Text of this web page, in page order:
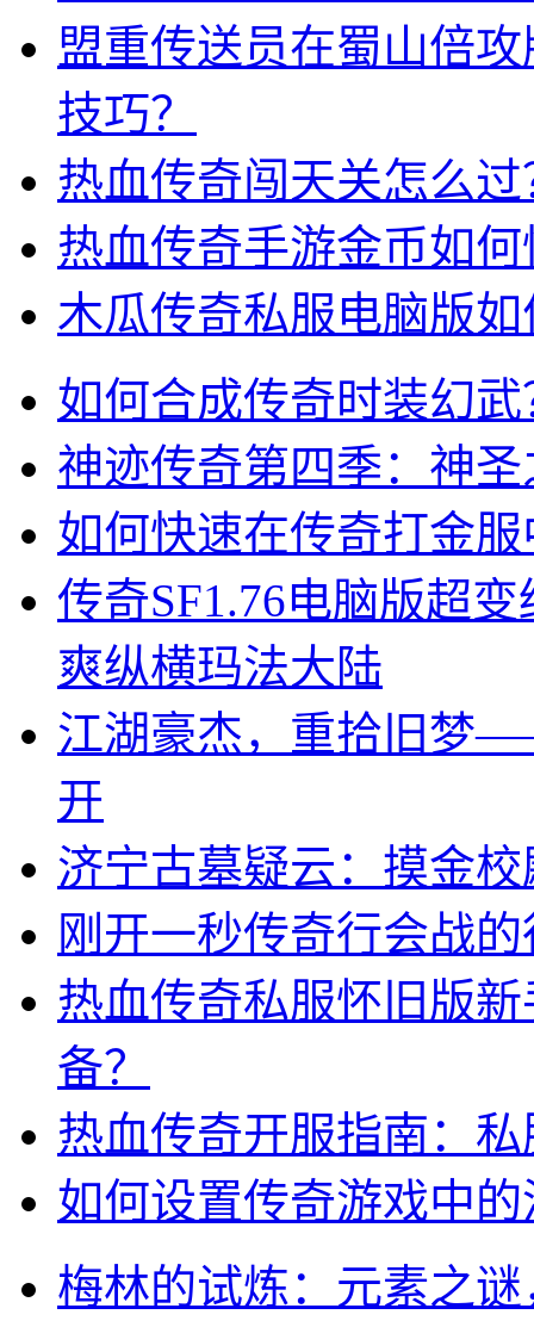
盟重传送员在蜀山倍
技巧？
热血传奇闯天关怎么
热血传奇手游金币如
木瓜传奇私服电脑版
如何合成传奇时装幻武
神迹传奇第四季：神
如何快速在传奇打金
传奇SF1.76电脑版超
爽纵横玛法大陆
江湖豪杰，重拾旧梦
开
济宁古墓疑云：摸金
刚开一秒传奇行会战
热血传奇私服怀旧版
备？
热血传奇开服指南：
如何设置传奇游戏中
梅林的试炼：元素之